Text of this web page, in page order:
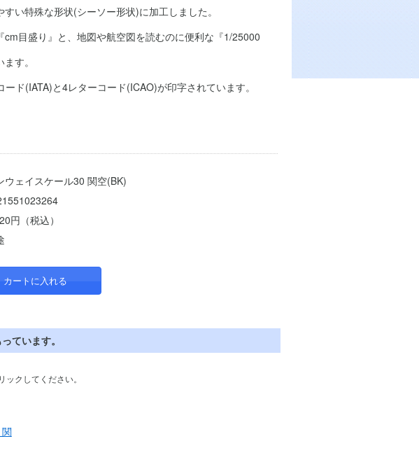
い特殊な形状(シーソー形状)に加工しました。
目盛り』と、地図や航空図を読むのに便利な『1/25000
す。
ド(IATA)と4レターコード(ICAO)が印字されています。
ウェイスケール30 関空(BK)
円（税込）
ています。
クしてください。